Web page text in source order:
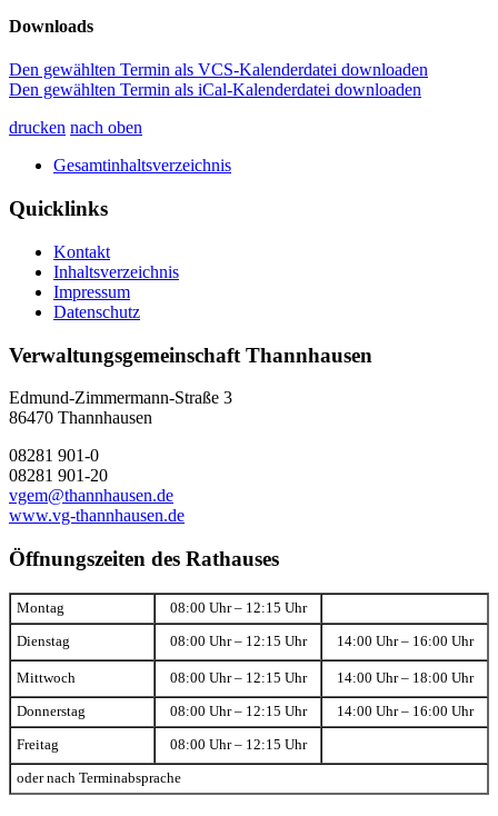
Downloads
Den gewählten Termin als VCS-Kalenderdatei downloaden
Den gewählten Termin als iCal-Kalenderdatei downloaden
drucken nach oben
Gesamtinhaltsverzeichnis
Quicklinks
Kontakt
Inhaltsverzeichnis
Impressum
Datenschutz
Verwaltungsgemeinschaft Thannhausen
Edmund-Zimmermann-Straße 3
86470 Thannhausen
08281 901-0
08281 901-20
vgem@thannhausen.de
www.vg-thannhausen.de
Öffnungszeiten des Rathauses
Montag 08:00 Uhr – 12:15 Uhr
Dienstag 08:00 Uhr – 12:15 Uhr 14:00 Uhr – 16:00 Uhr
Mittwoch 08:00 Uhr – 12:15 Uhr 14:00 Uhr – 18:00 Uhr
Donnerstag 08:00 Uhr – 12:15 Uhr 14:00 Uhr – 16:00 Uhr
Freitag 08:00 Uhr – 12:15 Uhr
oder nach Terminabsprache